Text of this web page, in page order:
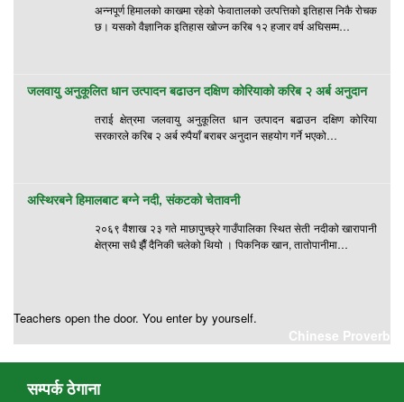
अन्नपूर्ण हिमालको काखमा रहेको फेवातालको उत्पत्तिको इतिहास निकै रोचक
छ। यसको वैज्ञानिक इतिहास खोज्न करिब १२ हजार वर्ष अघिसम्म…
जलवायु अनुकूलित धान उत्पादन बढाउन दक्षिण कोरियाको करिब २ अर्ब अनुदान
तराई क्षेत्रमा जलवायु अनुकूलित धान उत्पादन बढाउन दक्षिण कोरिया
सरकारले करिब २ अर्ब रुपैयाँ बराबर अनुदान सहयोग गर्ने भएको…
अस्थिरबने हिमालबाट बग्ने नदी, संकटको चेतावनी
२०६९ वैशाख २३ गते माछापुच्छ्रे गाउँपालिका स्थित सेती नदीको खारापानी
क्षेत्रमा सधै झैँ दैनिकी चलेको थियो । पिकनिक खान, तातोपानीमा…
Teachers open the door. You enter by yourself.
Chinese Proverb
सम्पर्क ठेगाना